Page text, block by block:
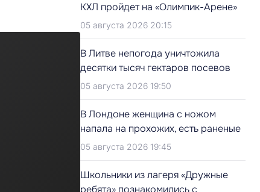
КХЛ пройдет на «Олимпик-Арене»
05 августа 2026 20:15
В Литве непогода уничтожила
десятки тысяч гектаров посевов
05 августа 2026 19:50
В Лондоне женщина с ножом
напала на прохожих, есть раненые
05 августа 2026 19:45
Школьники из лагеря «Дружные
ребята» познакомились с